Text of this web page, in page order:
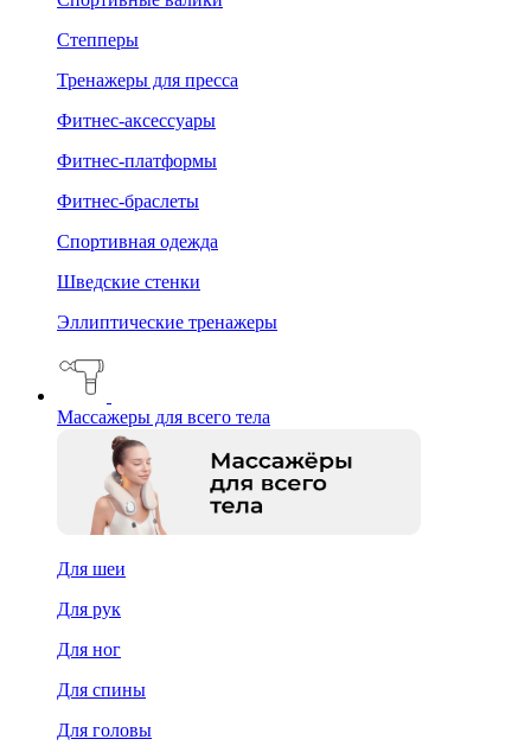
Степперы
Тренажеры для пресса
Фитнес-аксессуары
Фитнес-платформы
Фитнес-браслеты
Спортивная одежда
Шведские стенки
Эллиптические тренажеры
Массажеры для всего тела
Для шеи
Для рук
Для ног
Для спины
Для головы